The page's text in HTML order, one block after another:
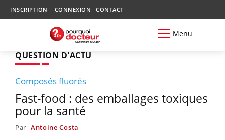
INSCRIPTION CONNEXION CONTACT
Menu
QUESTION D'ACTU
Composés fluorés
Fast-food : des emballages toxiques
pour la santé
Par Antoine Costa